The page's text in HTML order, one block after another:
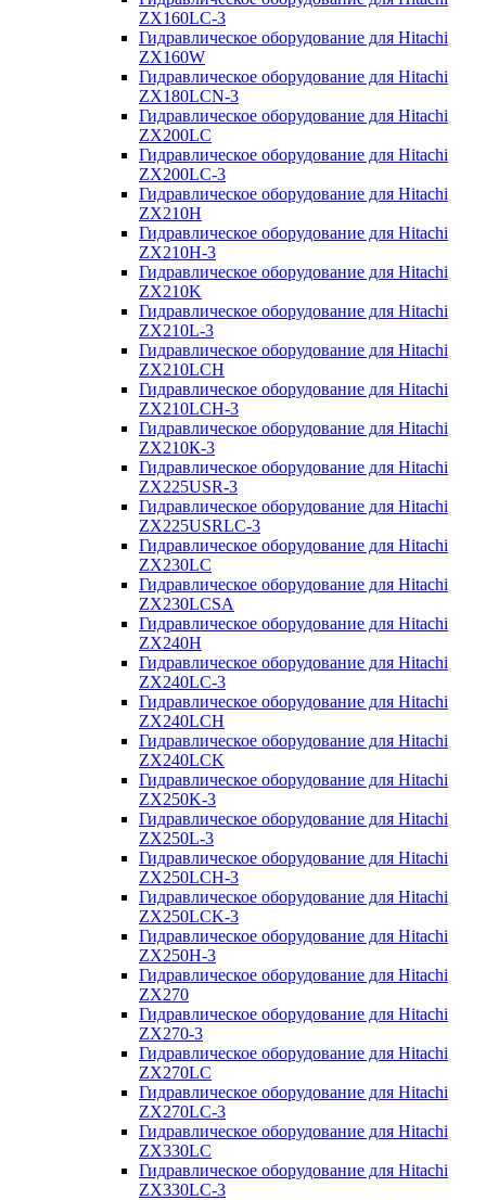
ZX160LC-3
Гидравлическое оборудование для Hitachi
ZX160W
Гидравлическое оборудование для Hitachi
ZX180LCN-3
Гидравлическое оборудование для Hitachi
ZX200LC
Гидравлическое оборудование для Hitachi
ZX200LC-3
Гидравлическое оборудование для Hitachi
ZX210H
Гидравлическое оборудование для Hitachi
ZX210H-3
Гидравлическое оборудование для Hitachi
ZX210K
Гидравлическое оборудование для Hitachi
ZX210L-3
Гидравлическое оборудование для Hitachi
ZX210LCH
Гидравлическое оборудование для Hitachi
ZX210LCH-3
Гидравлическое оборудование для Hitachi
ZX210К-3
Гидравлическое оборудование для Hitachi
ZX225USR-3
Гидравлическое оборудование для Hitachi
ZX225USRLC-3
Гидравлическое оборудование для Hitachi
ZX230LC
Гидравлическое оборудование для Hitachi
ZX230LCSA
Гидравлическое оборудование для Hitachi
ZX240H
Гидравлическое оборудование для Hitachi
ZX240LC-3
Гидравлическое оборудование для Hitachi
ZX240LCH
Гидравлическое оборудование для Hitachi
ZX240LCK
Гидравлическое оборудование для Hitachi
ZX250K-3
Гидравлическое оборудование для Hitachi
ZX250L-3
Гидравлическое оборудование для Hitachi
ZX250LCH-3
Гидравлическое оборудование для Hitachi
ZX250LCK-3
Гидравлическое оборудование для Hitachi
ZX250Н-3
Гидравлическое оборудование для Hitachi
ZX270
Гидравлическое оборудование для Hitachi
ZX270-3
Гидравлическое оборудование для Hitachi
ZX270LC
Гидравлическое оборудование для Hitachi
ZX270LC-3
Гидравлическое оборудование для Hitachi
ZX330LC
Гидравлическое оборудование для Hitachi
ZX330LC-3